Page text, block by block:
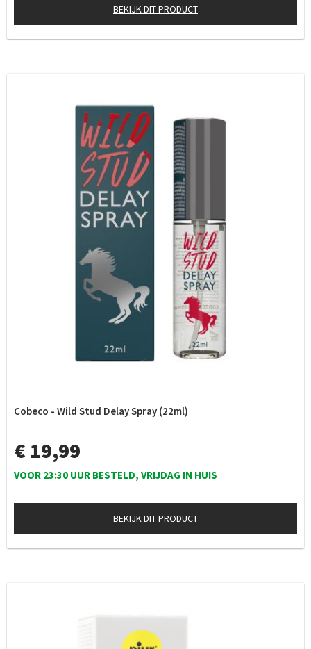
BEKIJK DIT PRODUCT
Cobeco - Wild Stud Delay Spray (22ml)
€ 19,99
VOOR 23:30 UUR BESTELD, VRIJDAG IN HUIS
BEKIJK DIT PRODUCT